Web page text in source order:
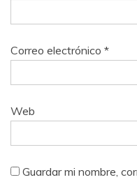
Correo electrónico *
Web
Guardar mi nombre,